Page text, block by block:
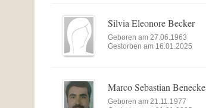
Silvia Eleonore Becker
Geboren am 27.06.1963
Gestorben am 16.01.2025
Marco Sebastian Benecke
Geboren am 21.11.1977